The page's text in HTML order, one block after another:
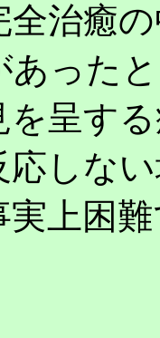
治癒
あった
呈す
応しな
上困